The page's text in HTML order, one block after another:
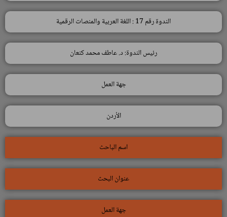
الندوة رقم 17 : اللغة العربية والمنصات الرقمية
رئيس الندوة: د. عاطف محمد كنعان
جهة العمل
الأردن
اسم الباحث
عنوان البحث
جهة العمل